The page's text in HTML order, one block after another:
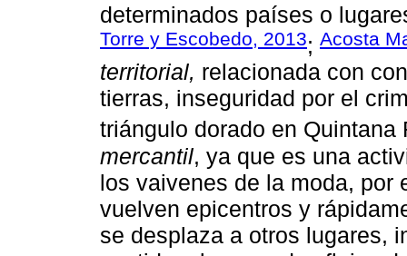
determinados países o
Torre y Escobedo, 2013; Acosta
territorial, relacionada con
tierras, inseguridad por el
triángulo dorado en Quintana
mercantil, ya que es una
los vaivenes de la moda, por
vuelven epicentros y
se desplaza a otros lugares,